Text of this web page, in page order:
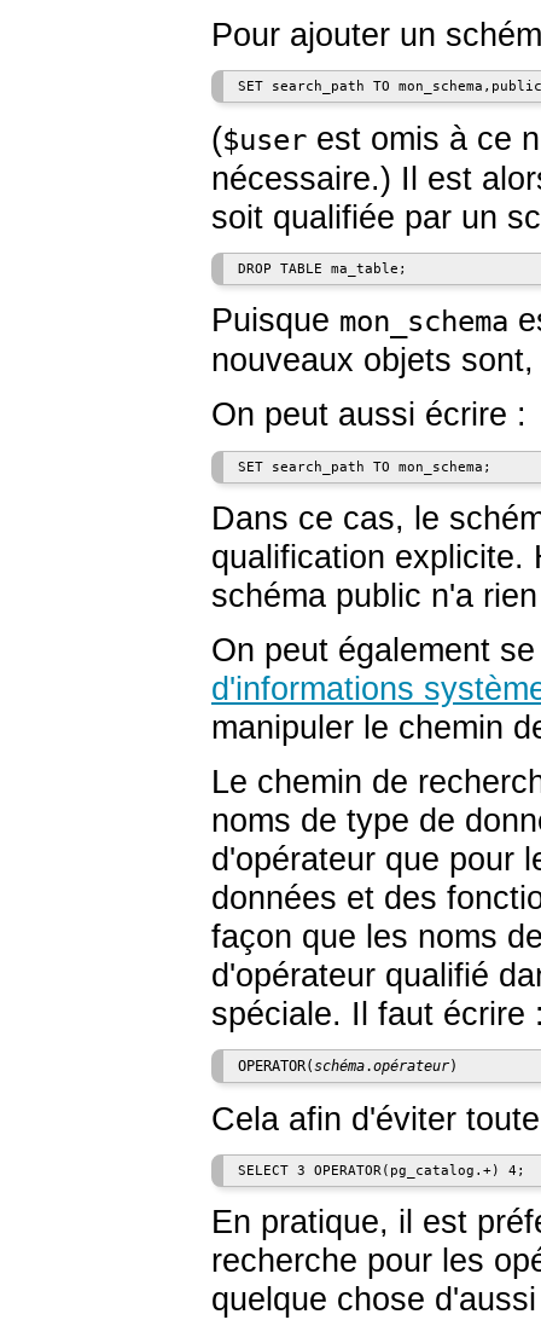
Pour ajouter un
($user est omis à ce
nécessaire.) Il est
soit qualifiée par un
Puisque mon_schema
nouveaux objets
On peut aussi écrire :
Dans ce cas, le
qualification explicite.
schéma public n'a
On peut également
d'informations
manipuler le chemin
Le chemin de
noms de type de
d'opérateur que pour
données et des
façon que les noms
d'opérateur qualifié
spéciale. Il faut écrire
OPERATOR(schéma.opérateur)
Cela afin d'éviter
En pratique, il est
recherche pour les
quelque chose